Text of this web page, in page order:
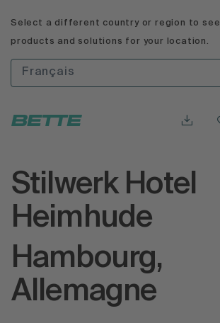
Select a different country or region to see
products and solutions for your location.
Français
Stilwerk Hotel
Heimhude
Hambourg,
Allemagne